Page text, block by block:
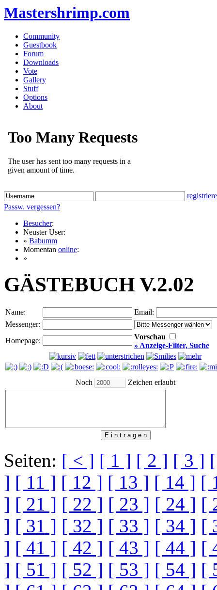
Mastershrimp.com
Community
Guestbook
Forum
Downloads
Vote
Gallery
Stuff
Options
About
Passw. vergessen?
Besucher:
Neuster User:
» Babumm
Momentan online:
»
GÄSTEBUCH V.2.02
Name:
Email:
Messenger:
Homepage:
Vorschau
» Anzeige-Filter, Suche
Noch Zeichen erlaubt
Seiten: [ < ] [ 1 ] [ 2 ] [ 3 ]
] [ 11 ] [ 12 ] [ 13 ] [ 14 ] [
] [ 21 ] [ 22 ] [ 23 ] [ 24 ] [
] [ 31 ] [ 32 ] [ 33 ] [ 34 ] [
] [ 41 ] [ 42 ] [ 43 ] [ 44 ] [
] [ 51 ] [ 52 ] [ 53 ] [ 54 ] [